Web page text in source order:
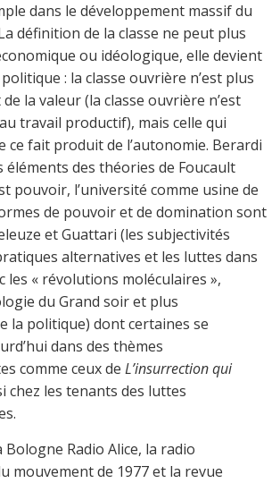
dans le développement massif du
définition de la classe ne peut plus
ou idéologique, elle devient
: la classe ouvrière n’est plus
la valeur (la classe ouvrière n’est
travail productif), mais celle qui
ce fait produit de l’autonomie. Berardi
éléments des théories de Foucault
pouvoir, l’université comme usine de
de pouvoir et de domination sont
et Guattari (les subjectivités
alternatives et les luttes dans
les « révolutions moléculaires »,
du Grand soir et plus
la politique) dont certaines se
dans des thèmes
comme ceux de L’insurrection qui
chez les tenants des luttes
Radio Alice, la radio
mouvement de 1977 et la revue